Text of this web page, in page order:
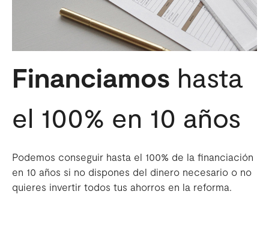
Financiamos hasta
el 100% en 10 años
Podemos conseguir hasta el 100% de la financiación
en 10 años si no dispones del dinero necesario o no
quieres invertir todos tus ahorros en la reforma.